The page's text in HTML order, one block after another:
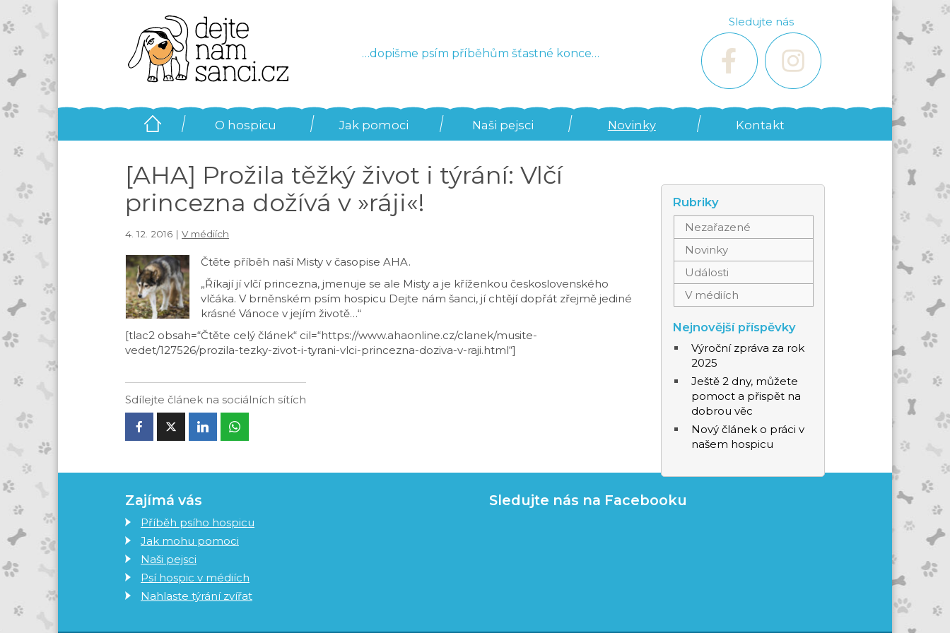
…dopišme psím příběhům šťastné konce…
Sledujte nás
O hospicu Jak pomoci Naši pejsci Novinky Kontakt
[AHA] Prožila těžký život i týrání: Vlčí
princezna dožívá v »ráji«!
4. 12. 2016 | V médiích
Čtěte příběh naší Misty v časopise AHA.
„Říkají jí vlčí princezna, jmenuje se ale Misty a je kříženkou československého
vlčáka. V brněnském psím hospicu Dejte nám šanci, jí chtějí dopřát zřejmě jediné
krásné Vánoce v jejím životě…“
[tlac2 obsah=“Čtěte celý článek“ cil=“https://www.ahaonline.cz/clanek/musite-
vedet/127526/prozila-tezky-zivot-i-tyrani-vlci-princezna-doziva-v-raji.html“]
Sdílejte článek na sociálních sítích
Rubriky
Nezařazené
Novinky
Události
V médiích
Nejnovější příspěvky
Výroční zpráva za rok
2025
Ještě 2 dny, můžete
pomoct a přispět na
dobrou věc
Nový článek o práci v
našem hospicu
Zajímá vás
Příběh psího hospicu
Jak mohu pomoci
Naši pejsci
Psí hospic v médiích
Nahlaste týrání zvířat
Sledujte nás na Facebooku